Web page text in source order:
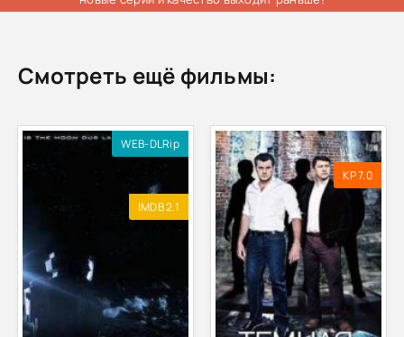
Смотреть ещё фильмы:
WEB-DLRip
IMDB 2.1
KP 7.0